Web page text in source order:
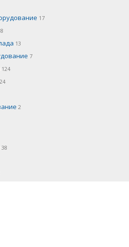
17
13
7
124
24
2
38